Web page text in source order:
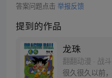
答案问题点击 举报反馈
提到的作品
龙珠
翻翻动漫 · 战
很久很久以前